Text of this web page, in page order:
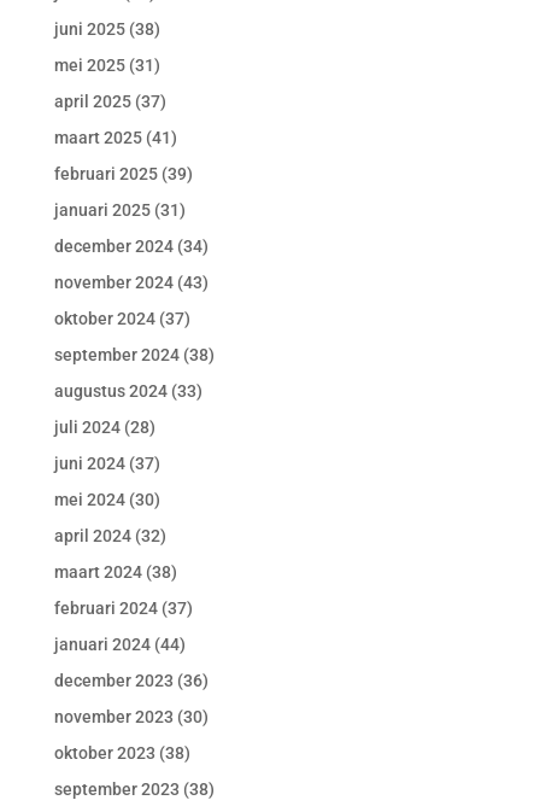
juni 2025(38)
mei 2025(31)
april 2025(37)
maart 2025(41)
februari 2025(39)
januari 2025(31)
december 2024(34)
november 2024(43)
oktober 2024(37)
september 2024(38)
augustus 2024(33)
juli 2024(28)
juni 2024(37)
mei 2024(30)
april 2024(32)
maart 2024(38)
februari 2024(37)
januari 2024(44)
december 2023 (36)
november 2023 (30)
oktober 2023 (38)
september 2023 (38)